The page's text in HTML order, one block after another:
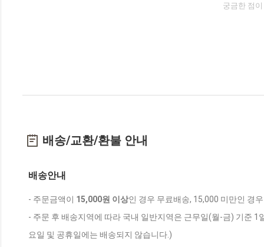
궁금한 점
배송/교환/환불 안내
배송안내
- 주문금액이 15,000원 이상인 경우 무료배송, 15,000 미만인 경
- 주문 후 배송지역에 따라 국내 일반지역은 근무일(월-금) 기준
요일 및 공휴일에는 배송되지 않습니다.)